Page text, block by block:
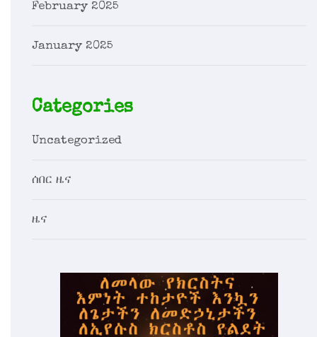
February 2025
January 2025
Categories
Uncategorized
ሰበር ዜና
ዜና